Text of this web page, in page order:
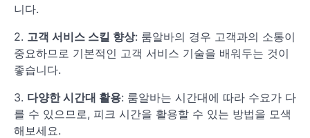
니다.
2. 고객 서비스 스킬 향상: 룸알바의 경우 고객과의 소통이
중요하므로 기본적인 고객 서비스 기술을 배워두는 것이
좋습니다.
3. 다양한 시간대 활용: 룸알바는 시간대에 따라 수요가 다
를 수 있으므로, 피크 시간을 활용할 수 있는 방법을 모색
해보세요.